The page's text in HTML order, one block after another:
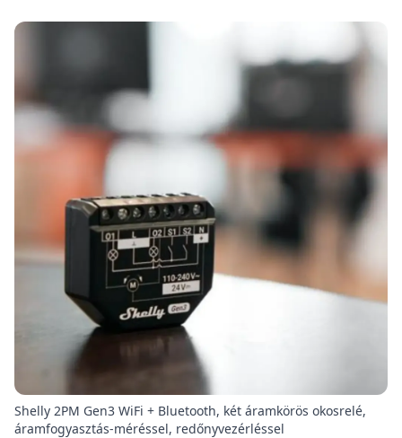
Shelly 2PM Gen3 WiFi + Bluetooth, két áramkörös okosrelé,
áramfogyasztás-méréssel, redőnyvezérléssel